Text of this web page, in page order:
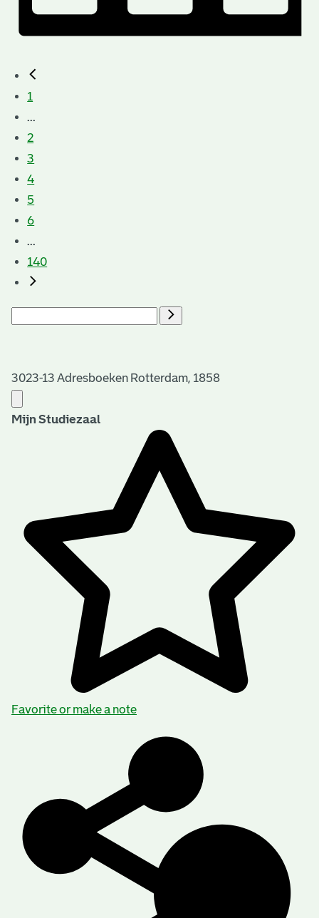
1
...
2
3
4
5
6
...
140
3023-13 Adresboeken Rotterdam, 1858
Mijn Studiezaal
Favorite or make a note